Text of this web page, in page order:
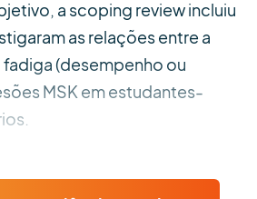
a scoping review incluiu
as relações entre a
fadiga (desempenho ou
MSK em estudantes-